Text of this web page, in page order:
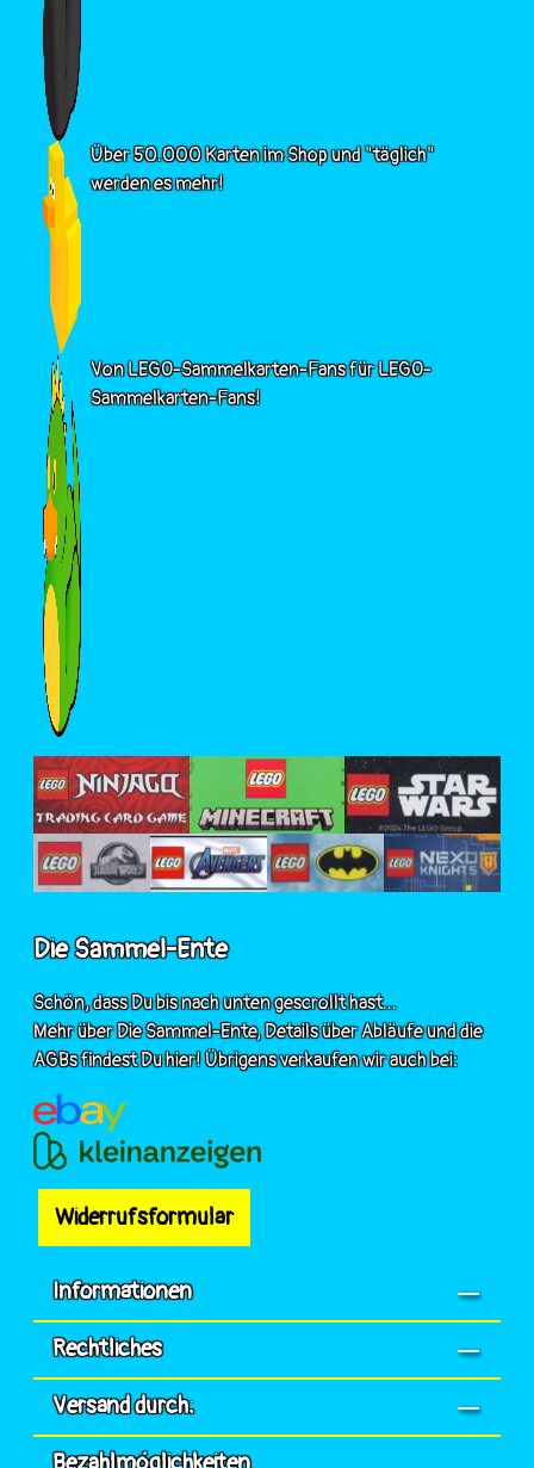
Über 50.000 Karten im Shop und "täglich"
werden es mehr!
Von LEGO-Sammelkarten-Fans für LEGO-
Sammelkarten-Fans!
Die Sammel-Ente
Schön, dass Du bis nach unten gescrollt hast...
Mehr über Die Sammel-Ente, Details über Abläufe und die
AGBs findest Du hier! Übrigens verkaufen wir auch bei:
Widerrufsformular
Informationen
Rechtliches
Versand durch: